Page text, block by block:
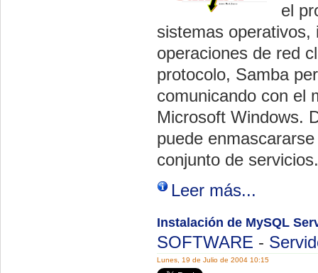
el
sistemas
operaciones de red
protocolo, Samba
comunicando con el
Microsoft Windows.
puede
conjunto de servicios.
Leer más...
Instalación de MySQL
SOFTWARE -
Lunes, 19 de Julio de 2004 10:15